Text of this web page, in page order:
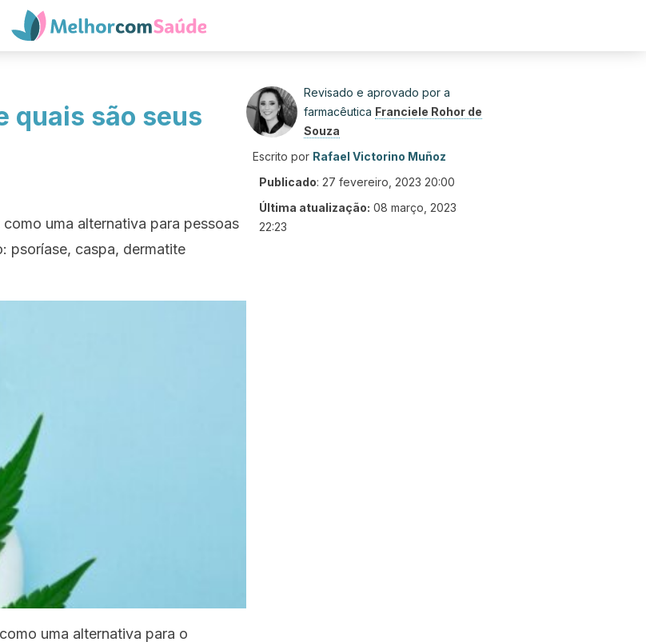
quais são seus
uma alternativa para pessoas
psoríase, caspa, dermatite
uma alternativa para o
Revisado e aprovado por a
farmacêutica Franciele Rohor de
Souza
Escrito por Rafael Victorino Muñoz
Publicado: 27 fevereiro, 2023 20:00
Última atualização: 08 março, 2023
22:23